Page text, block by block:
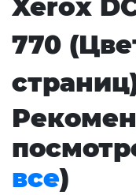
Xerox
770
все)